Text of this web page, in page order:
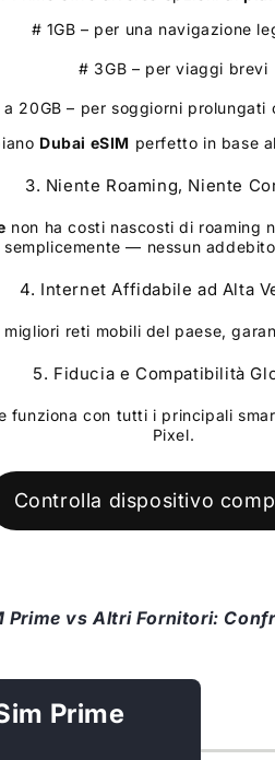
# 1GB – per una navigazione
# 3GB – per viaggi brevi
a 20GB – per soggiorni prolungati
Dubai eSIM perfetto in base
3. Niente Roaming, Niente
non ha costi nascosti di roaming
— nessun
4. Internet Affidabile ad Alta
migliori reti mobili del paese,
5. Fiducia e Compatibilità
funziona con tutti i principali
Pixel.
Controlla dispositivo
Prime vs Altri Fornitori:
Prime